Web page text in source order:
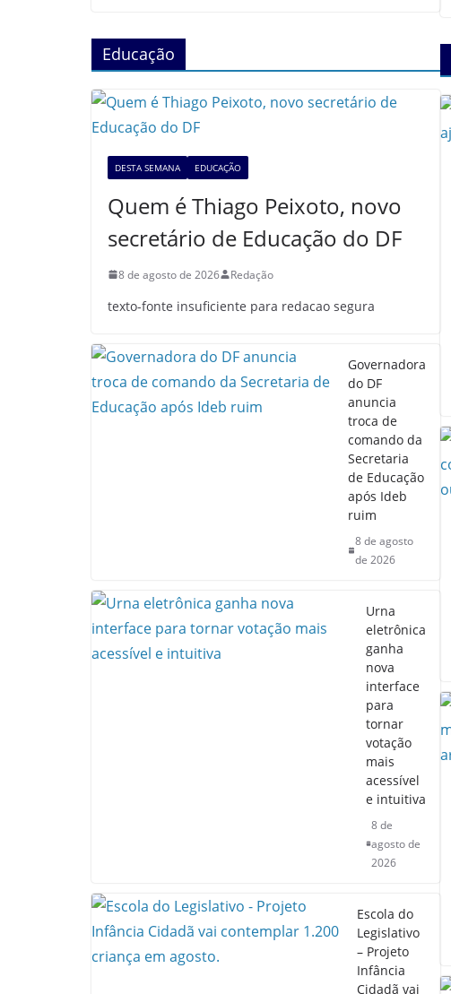
Educação
DESTA SEMANA EDUCAÇÃO
Quem é Thiago Peixoto, novo
secretário de Educação do DF
8 de agosto de 2026 Redação
texto-fonte insuficiente para redacao segura
Governadora
do DF
anuncia
troca de
comando da
Secretaria
de Educação
após Ideb
ruim
8 de agosto
de 2026
Urna
eletrônica
ganha
nova
interface
para
tornar
votação
mais
acessível
e intuitiva
8 de
agosto de
2026
Escola do
Legislativo
– Projeto
Infância
Cidadã vai